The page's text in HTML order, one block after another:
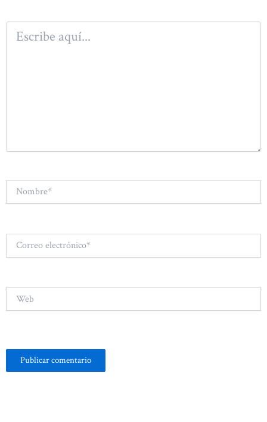
aquí...
Nombre*
electrónico*